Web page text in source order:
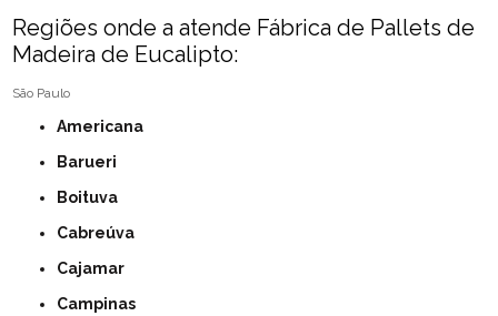
Regiões onde a atende Fábrica de Pallets de
Madeira de Eucalipto:
São Paulo
Americana
Barueri
Boituva
Cabreúva
Cajamar
Campinas